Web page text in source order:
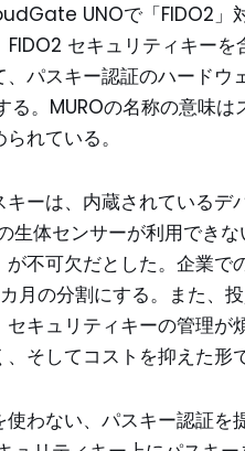
UNOで「FIDO2」
セキュリティキーを
、パスキー認証のハード
。MUROの名称の意味は
れている。
ーは、内蔵されているデ
生体センサーが利用でき
不可欠だとした。企業
月の分割にする。また、
キュリティキーの管理が
そしてコストを抑えた形
わない、パスキー認証